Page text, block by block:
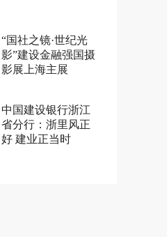
“国社之镜·世纪光
影”建设金融强国摄
影展上海主展
中国建设银行浙江
省分行：浙里风正
好 建业正当时